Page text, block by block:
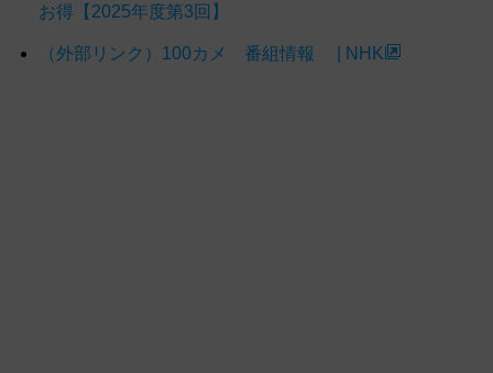
お得【2025年度第3回】
（外部リンク）100カメ 番組情報 | NHK